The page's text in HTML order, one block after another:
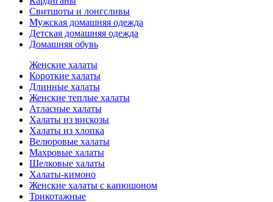
Свитшоты и лонгсливы
Мужская домашняя одежда
Детская домашняя одежда
Домашняя обувь
Женские халаты
Короткие халаты
Длинные халаты
Женские теплые халаты
Атласные халаты
Халаты из вискозы
Халаты из хлопка
Велюровые халаты
Махровые халаты
Шелковые халаты
Халаты-кимоно
Женские халаты с капюшоном
Трикотажные